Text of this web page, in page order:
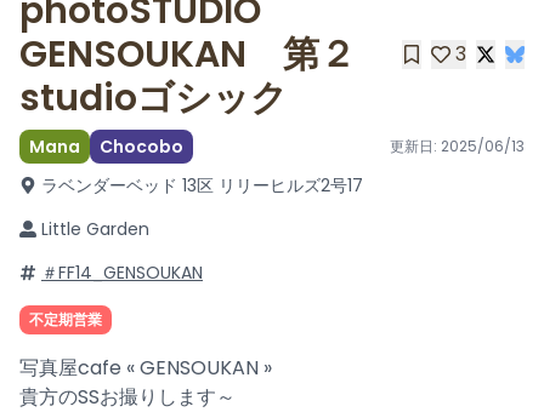
photoSTUDIO
GENSOUKAN 第２
studioゴシック
3
Mana Chocobo 更新日: 2025/06/13
ラベンダーベッド 13区 リリーヒルズ2号17
Little Garden
＃FF14_GENSOUKAN
不定期営業
写真屋cafe « GENSOUKAN »
貴方のSSお撮りします～